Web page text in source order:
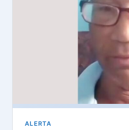
ALERTA